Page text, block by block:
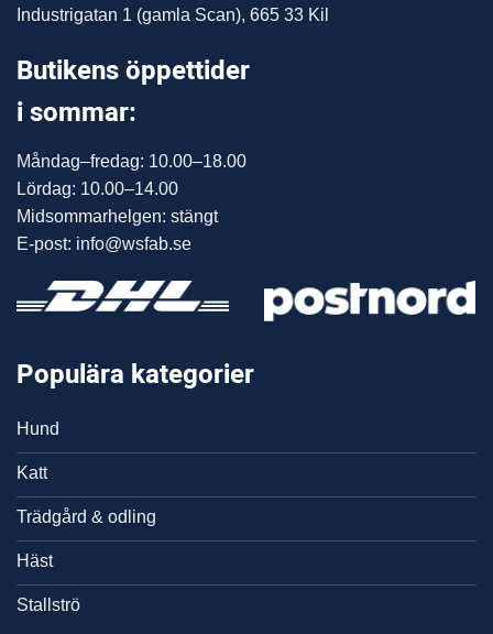
Industrigatan 1 (gamla Scan), 665 33 Kil
Butikens öppettider
i sommar:
Måndag–fredag: 10.00–18.00
Lördag: 10.00–14.00
Midsommarhelgen: stängt
E-post: info@wsfab.se
Populära kategorier
Hund
Katt
Trädgård & odling
Häst
Stallströ